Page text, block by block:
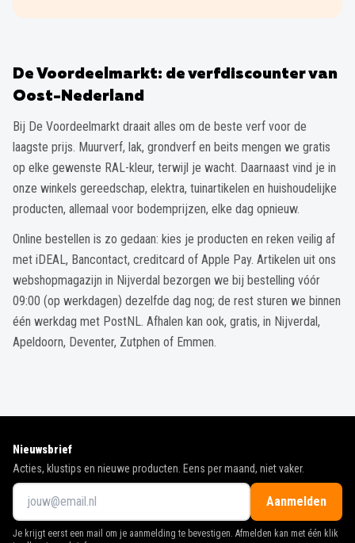
De Voordeelmarkt: de verfdiscounter van
Oost-Nederland
Bij De Voordeelmarkt draait alles om de beste verf voor de
laagste prijs. Muurverf, lak, grondverf en beits mengen we gratis
op elke gewenste RAL-kleur, terwijl je wacht. Daarnaast vind je in
onze winkels gereedschap, elektra, tuinartikelen en huishoudelijke
producten, allemaal voor bodemprijzen, elke dag opnieuw.
Online bestellen is zo gedaan: kies je producten en reken veilig af
met iDEAL, Bancontact, creditcard of Apple Pay. Artikelen uit ons
webshopmagazijn in Nijverdal bezorgen we bij bestelling vóór
09:00 (op werkdagen) dezelfde dag nog; de rest sturen we binnen
één werkdag met PostNL. Afhalen kan ook, gratis, in Nijverdal,
Apeldoorn, Deventer, Zutphen of Emmen.
Nieuwsbrief
Acties, klustips en nieuwe producten. Eens per maand, niet vaker.
Aanmelden
Je krijgt eerst een mail om je aanmelding te bevestigen. Afmelden kan met één klik